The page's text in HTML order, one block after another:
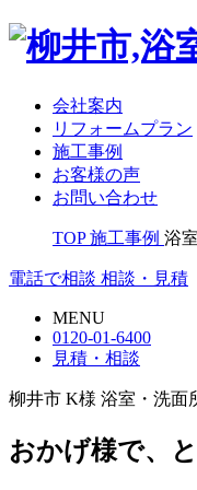
会社案内
リフォームプラン
施工事例
お客様の声
お問い合わせ
TOP 施工事例 浴
電話で相談 相談・見積
MENU
0120-01-6400
見積・相談
柳井市 K様 浴室・洗面
おかげ様で、